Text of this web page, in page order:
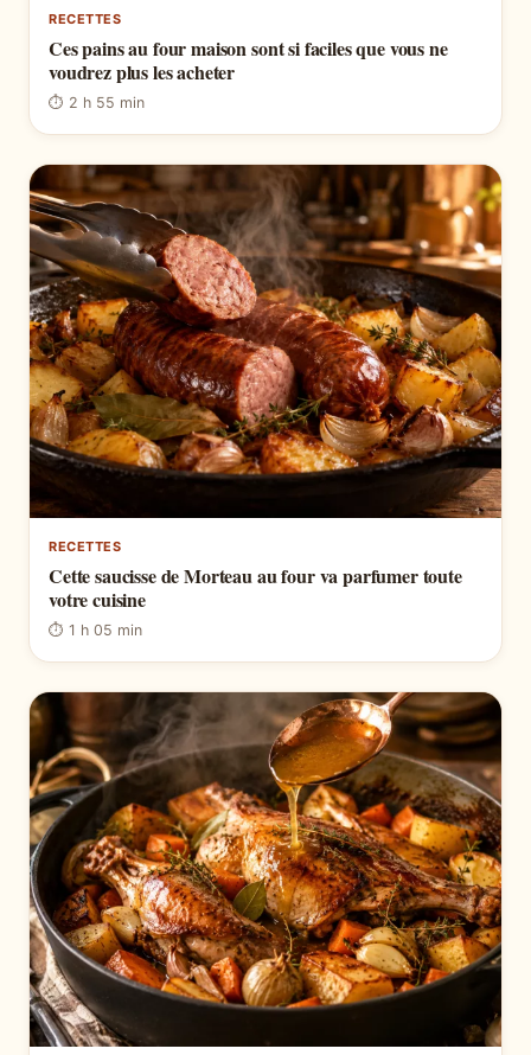
RECETTES
Ces pains au four maison sont si faciles que vous ne
voudrez plus les acheter
⏱ 2 h 55 min
RECETTES
Cette saucisse de Morteau au four va parfumer toute
votre cuisine
⏱ 1 h 05 min